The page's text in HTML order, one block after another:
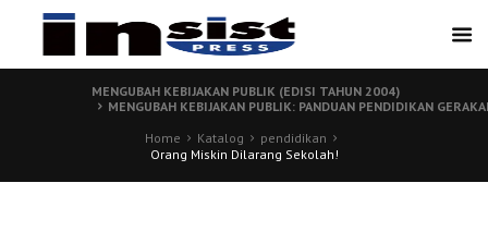
MENGUBAH KEBIJAKAN PUBLIK (EDISI TAHUN 2004)
MENGUBAH KEBIJAKAN PUBLIK: PANDUAN PENDIDIKAN
Home
Katalog
pendidikan
Orang Miskin Dilarang Sekolah!